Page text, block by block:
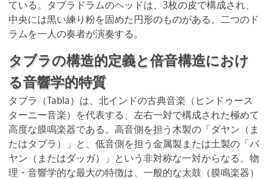
ている。タブラドラムのヘッドは、3枚の皮で構成され、
中央には黒い練り粉を固めた円形のものがある。二つのド
ラムを一人の奏者が演奏する。
タブラの構造的定義と倍音構造におけ
る音響学的特質
タブラ（Tabla）は、北インドの古典音楽（ヒンドゥース
ターニー音楽）を代表する、左右一対で構成された極めて
高度な膜鳴楽器である。高音側を担う木製の「ダヤン（ま
たはタブラ）」と、低音側を担う金属製または土製の「バ
ヤン（またはダッガ）」という非対称な一対からなる。物
理・音響学的な最大の特徴は、一般的な太鼓（膜鳴楽器）